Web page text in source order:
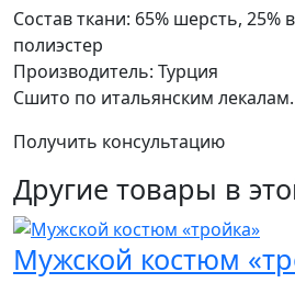
Состав ткани: 65% шерсть, 25%
полиэстер
Производитель: Турция
Сшито по итальянским лекалам.
Получить консультацию
Другие товары в
Мужской костюм